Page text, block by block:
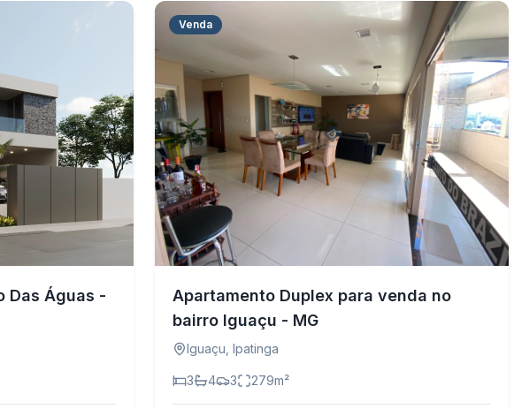
Das Águas -
Venda
Apartamento Duplex para venda no
bairro Iguaçu - MG
Iguaçu Ipatinga
3 4 3 279m²